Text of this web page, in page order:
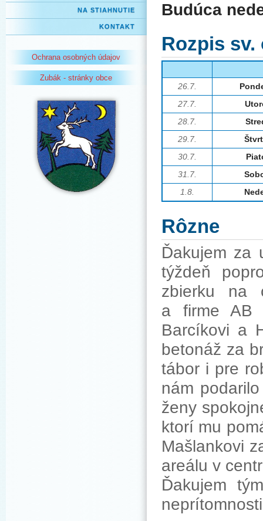
NA STIAHNUTIE
KONTAKT
Ochrana osobných údajov
Zubák - stránky obce
Budúca
Rozpis sv.
26.7.
27.7.
28.7.
29.7.
30.7.
31.7.
1.8.
Rôzne
Ďakujem za
týždeň
zbierku na
a firme AB
Barcíkovi a
betonáž za
tábor i pre
nám
ženy
ktorí mu
Mašlankovi
areálu v
Ďakujem